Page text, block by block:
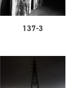
137-3